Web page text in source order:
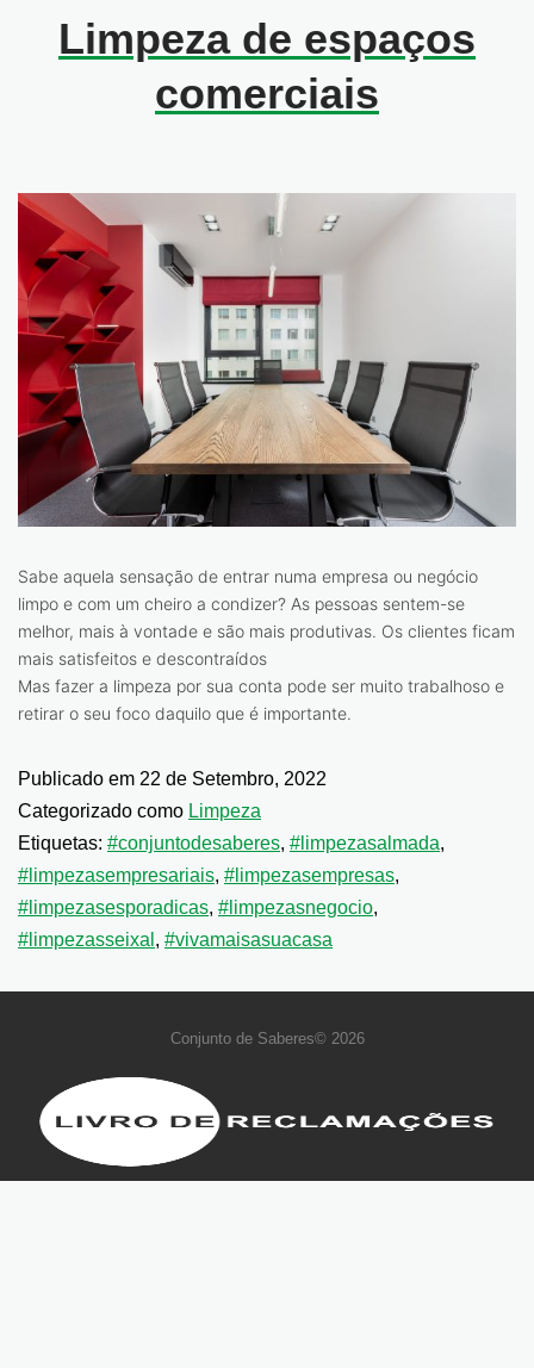
Limpeza de espaços
comerciais
Sabe aquela sensação de entrar numa empresa ou negócio
limpo e com um cheiro a condizer? As pessoas sentem-se
melhor, mais à vontade e são mais produtivas. Os clientes ficam
mais satisfeitos e descontraídos
Mas fazer a limpeza por sua conta pode ser muito trabalhoso e
retirar o seu foco daquilo que é importante.
Publicado em 22 de Setembro, 2022
Categorizado como Limpeza
Etiquetas: #conjuntodesaberes, #limpezasalmada,
#limpezasempresariais, #limpezasempresas,
#limpezasesporadicas, #limpezasnegocio,
#limpezasseixal , #vivamaisasuacasa
Conjunto de Saberes© 2026